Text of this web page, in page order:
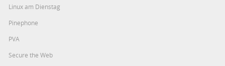
Linux am Dienstag
Pinephone
PVA
Secure the Web